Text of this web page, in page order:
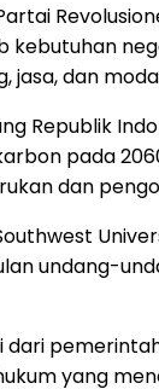
kebutuhan
jasa, dan
Republik
pada
dan
undang-
yang